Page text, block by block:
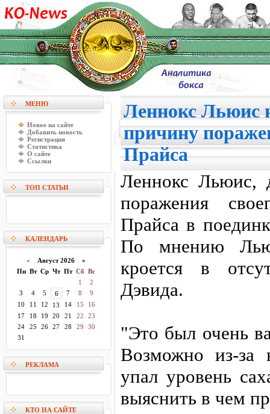
МЕНЮ
Новое на сайте
Добавить новость
Регистрация
Статистика
О сайте
Ссылки
ТОП СТАТЬИ
КАЛЕНДАРЬ
« Август 2026 »
Пн Вт Ср Чт Пт Сб Вс
1
2
3
4 5 6 7 8
9
10
11 12 13 14 15
16
17
18 19 20 21 22
23
24
25 26 27 28 29
30
31
РЕКЛАМА
КТО НА САЙТЕ
Леннокс Льюис
причину
Прайса
Леннокс Льюис,
поражения
Прайса в
По мнению
кроется в
Дэвида.
"Это был очень
Возможно из-за
упал уровень
выяснить в чем